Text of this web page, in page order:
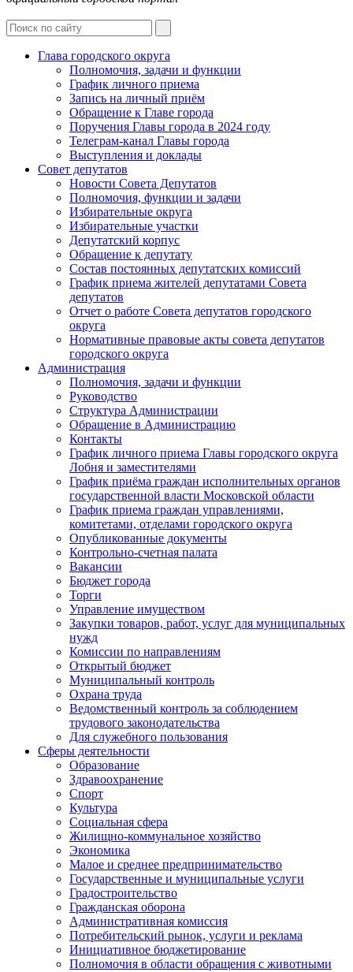
Глава городского округа
Полномочия, задачи и функции
График личного приема
Запись на личный приём
Обращение к Главе города
Поручения Главы города в 2024 году
Телеграм-канал Главы города
Выступления и доклады
Совет депутатов
Новости Совета Депутатов
Полномочия, функции и задачи
Избирательные округа
Избирательные участки
Депутатский корпус
Обращение к депутату
Состав постоянных депутатских комиссий
График приема жителей депутатами Совета
депутатов
Отчет о работе Совета депутатов городского
округа
Нормативные правовые акты совета депутатов
городского округа
Администрация
Полномочия, задачи и функции
Руководство
Структура Администрации
Обращение в Администрацию
Контакты
График личного приема Главы городского округа
Лобня и заместителями
График приёма граждан исполнительных органов
государственной власти Московской области
График приема граждан управлениями,
комитетами, отделами городского округа
Опубликованные документы
Контрольно-счетная палата
Вакансии
Бюджет города
Торги
Управление имуществом
Закупки товаров, работ, услуг для муниципальных
нужд
Комиссии по направлениям
Открытый бюджет
Муниципальный контроль
Охрана труда
Ведомственный контроль за соблюдением
трудового законодательства
Для служебного пользования
Сферы деятельности
Образование
Здравоохранение
Спорт
Культура
Социальная сфера
Жилищно-коммунальное хозяйство
Экономика
Малое и среднее предпринимательство
Государственные и муниципальные услуги
Градостроительство
Гражданская оборона
Административная комиссия
Потребительский рынок, услуги и реклама
Инициативное бюджетирование
Полномочия в области обращения с животными